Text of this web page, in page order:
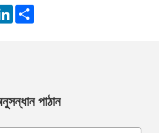
LinkedIn
পাঠান